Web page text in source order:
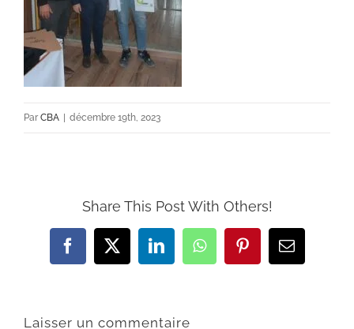
Par CBA | décembre 19th, 2023
Share This Post With Others!
Facebook
X LinkedInWhatsAppPinterestEmail
Laisser un commentaire